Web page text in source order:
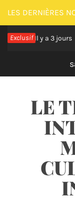
Passer
au
contenu
LES DERNIÈRES
Exclusif
Il y a 3 jours Santé
LE